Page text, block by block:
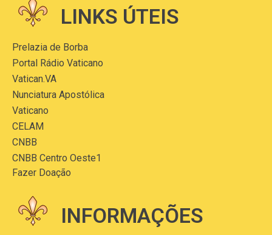
LINKS ÚTEIS
Prelazia de Borba
Portal Rádio Vaticano
Vatican.VA
Nunciatura Apostólica
Vaticano
CELAM
CNBB
CNBB Centro Oeste1
Fazer Doação
INFORMAÇÕES